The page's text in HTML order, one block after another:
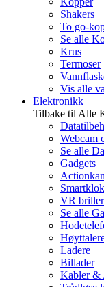
Shakers
To go-
Se alle
Krus
Termoser
Vis alle
Elektronikk
Tilbake til Alle
Webcam
Se alle
Gadgets
VR briller
Se alle
Ladere
Billader
Kabler &